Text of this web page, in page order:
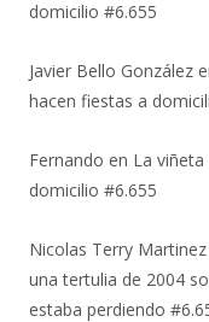
domicilio #6.655
Javier Bello González
hacen fiestas a
Fernando en La
domicilio #6.655
Nicolas Terry Martinez
una tertulia de 2004
estaba perdiendo